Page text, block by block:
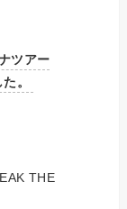
ツアー
。
THE